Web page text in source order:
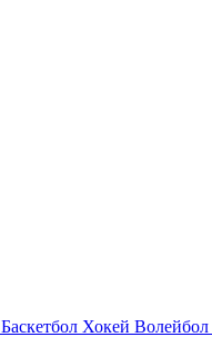
Баскетбол Хокей Волейбол